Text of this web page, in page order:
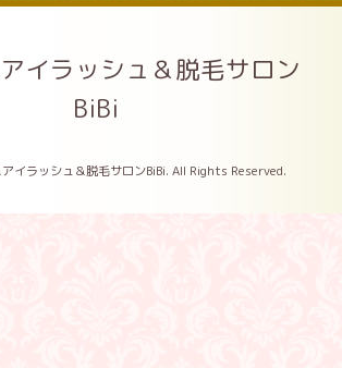
イラッシュ＆脱毛サロン
BiBi
イラッシュ＆脱毛サロンBiBi. All Rights Reserved.